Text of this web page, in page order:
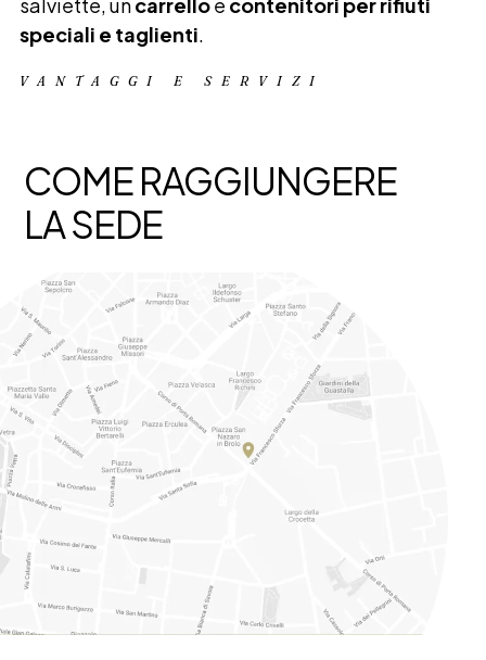
speciali e taglienti.
VANTAGGI E SERVIZI
COME RAGGIUNGERE
LA SEDE